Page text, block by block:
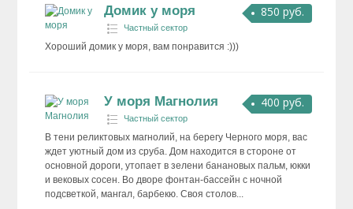
850 руб.
Домик у моря
Частный сектор
Хороший домик у моря, вам понравится :)))
400 руб.
У моря Магнолия
Частный сектор
В тени реликтовых магнолий, на берегу Черного моря, вас
ждет уютный дом из сруба. Дом находится в стороне от
основной дороги, утопает в зелени банановых пальм, юкки
и вековых сосен. Во дворе фонтан-бассейн с ночной
подсветкой, мангал, барбекю. Своя столов...